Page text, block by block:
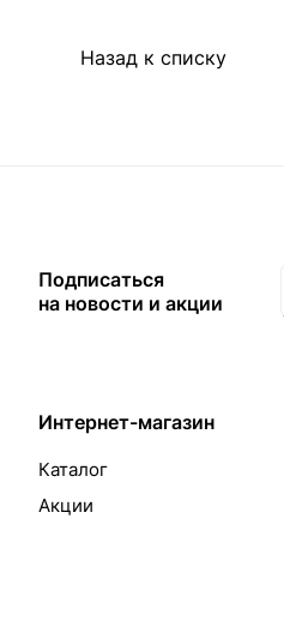
Назад к списку
Подписаться
на новости и акции
Интернет-магазин
Каталог
Акции